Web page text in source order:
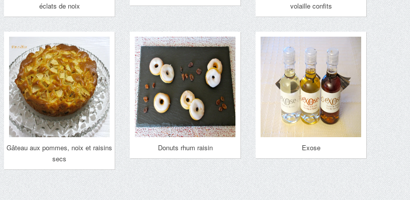
éclats de noix
volaille confits
Gâteau aux pommes, noix et raisins
secs
Donuts rhum raisin Exose